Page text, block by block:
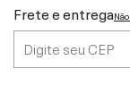
Frete e entrega